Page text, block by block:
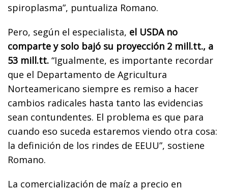
spiroplasma”, puntualiza Romano.
Pero, según el especialista, el USDA no
comparte y solo bajó su proyección 2 mill.tt., a
53 mill.tt. “Igualmente, es importante recordar
que el Departamento de Agricultura
Norteamericano siempre es remiso a hacer
cambios radicales hasta tanto las evidencias
sean contundentes. El problema es que para
cuando eso suceda estaremos viendo otra cosa:
la definición de los rindes de EEUU”, sostiene
Romano.
La comercialización de maíz a precio en